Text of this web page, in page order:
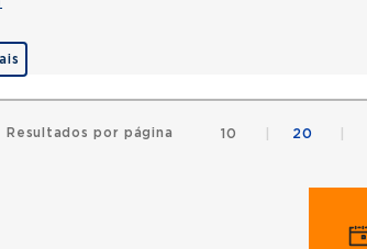
Resultados por página 10 20